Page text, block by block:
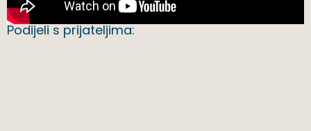
Podijeli s prijateljima: